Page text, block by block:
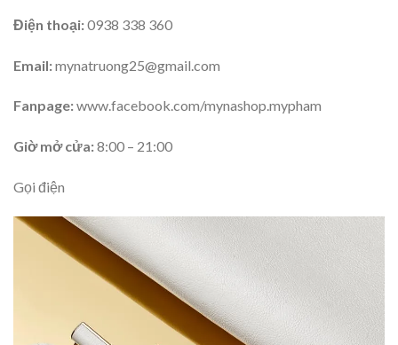
Điện thoại:0938 338 360
Email:mynatruong25@gmail.com
Fanpage:www.facebook.com/mynashop.mypham
Giờ mở cửa:8:00 – 21:00
Gọi điện